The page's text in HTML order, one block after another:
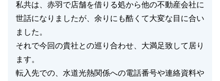
閉じる
私共は、赤羽で店舗を借りる処から他の不動産会社に
世話になりましたが、余りにも酷くて大変な目に合い
ました。
それで今回の貴社との巡り合わせ、大満足致して居り
ます。
転入先での、水道光熱関係への電話番号や連絡資料や